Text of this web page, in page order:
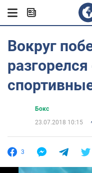
Вокруг
Бокс
23.07.2018 10:15
3